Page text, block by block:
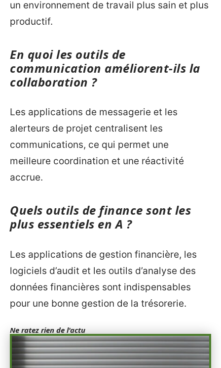
un environnement de travail plus sain et plus
productif.
En quoi les outils de
communication améliorent-ils la
collaboration ?
Les applications de messagerie et les
alerteurs de projet centralisent les
communications, ce qui permet une
meilleure coordination et une réactivité
accrue.
Quels outils de finance sont les
plus essentiels en A ?
Les applications de gestion financière, les
logiciels d’audit et les outils d’analyse des
données financières sont indispensables
pour une bonne gestion de la trésorerie.
Ne ratez rien de l'actu